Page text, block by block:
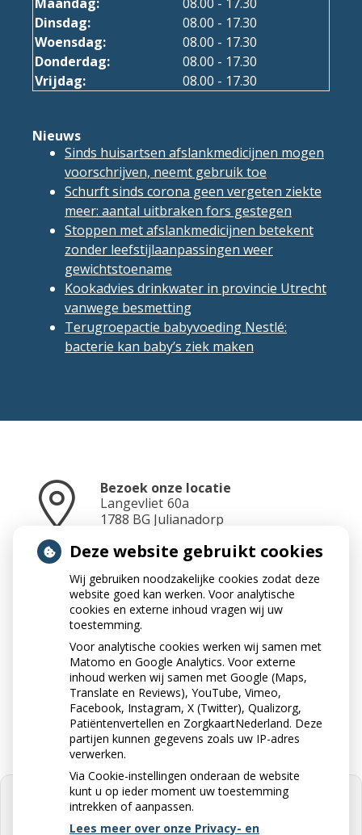
Dinsdag:
08.00 - 17.30
Woensdag:
08.00 - 17.30
Donderdag:
08.00 - 17.30
Vrijdag:
08.00 - 17.30
Nieuws
Sinds huisartsen afslankmedicijnen mogen
voorschrijven, neemt gebruik toe
Schurft sinds corona geen vergeten ziekte
meer: aantal uitbraken fors gestegen
Stoppen met afslankmedicijnen betekent
zonder leefstijlaanpassingen weer
gewichtstoename
Kookadvies drinkwater in provincie Utrecht
vanwege besmetting
Terugroepactie babyvoeding Nestlé:
bacterie kan baby’s ziek maken
Bezoek onze locatie
Langevliet 60a
1788 BG Julianadorp
Neem contact op
0223-690492
Stuur ons een e-mail
apotheekjulianadorp@ezorg.nl
Deze website gebruikt cookies
Wij gebruiken noodzakelijke cookies zodat deze
website goed kan werken. Voor analytische
cookies en externe inhoud vragen wij uw
toestemming.
Voor analytische cookies werken wij samen met
Matomo en Google Analytics. Voor externe
inhoud werken wij samen met Google (Maps,
Translate en Reviews), YouTube, Vimeo,
Facebook, Instagram, X (Twitter), Qualizorg,
Patiëntenvertellen en ZorgkaartNederland. Deze
partijen kunnen gegevens zoals uw IP-adres
verwerken.
Via Cookie-instellingen onderaan de website
kunt u op ieder moment uw toestemming
intrekken of aanpassen.
Lees meer over onze Privacy- en